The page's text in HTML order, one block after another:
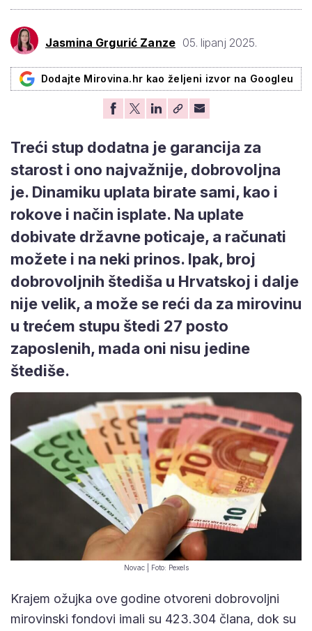
Jasmina Grgurić Zanze 05. lipanj 2025.
Dodajte Mirovina.hr kao željeni izvor na Googleu
Treći stup dodatna je garancija za
starost i ono najvažnije, dobrovoljna
je. Dinamiku uplata birate sami, kao i
rokove i način isplate. Na uplate
dobivate državne poticaje, a računati
možete i na neki prinos. Ipak, broj
dobrovoljnih štediša u Hrvatskoj i dalje
nije velik, a može se reći da za mirovinu
u trećem stupu štedi 27 posto
zaposlenih, mada oni nisu jedine
štediše.
Novac | Foto: Pexels
Krajem ožujka ove godine otvoreni dobrovoljni
mirovinski fondovi imali su 423.304 člana, dok su